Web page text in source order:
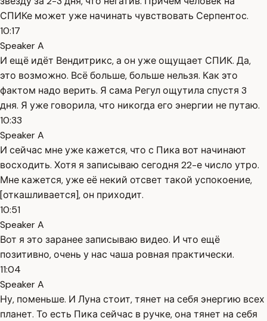
СПИКе может уже начинать чувствовать Серпентос.
10:17
Speaker A
И ещё идёт Вендитрикс, а он уже ощущает СПИК. Да,
это возможно. Всё больше, больше нельзя. Как это
фактом надо верить. Я сама Регул ощутила спустя 3
дня. Я уже говорила, что никогда его энергии не путаю.
10:33
Speaker A
И сейчас мне уже кажется, что с Пика вот начинают
восходить. Хотя я записываю сегодня 22-е число утро.
Мне кажется, уже её некий отсвет такой успокоение,
[откашливается], он приходит.
10:51
Speaker A
Вот я это заранее записываю видео. И что ещё
позитивно, очень у нас чаша ровная практически.
11:04
Speaker A
Ну, поменьше. И Луна стоит, тянет на себя энергию всех
планет. То есть Пика сейчас в ручке, она тянет на себя